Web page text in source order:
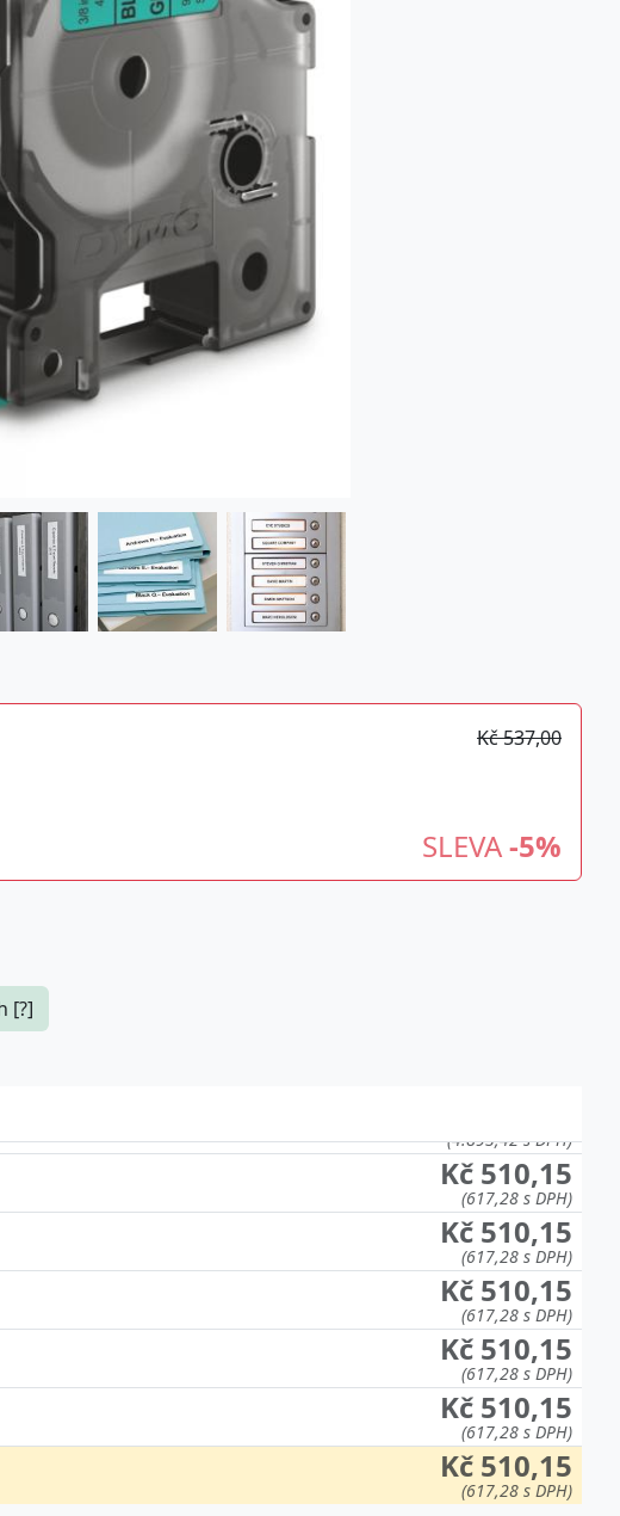
Kč 537,00
SLEVA -5%
[?]
Kč 510,15
(617,28 s DPH)
Kč 510,15
(617,28 s DPH)
Kč 510,15
(617,28 s DPH)
Kč 510,15
(617,28 s DPH)
Kč 510,15
(617,28 s DPH)
Kč 510,15
(617,28 s DPH)